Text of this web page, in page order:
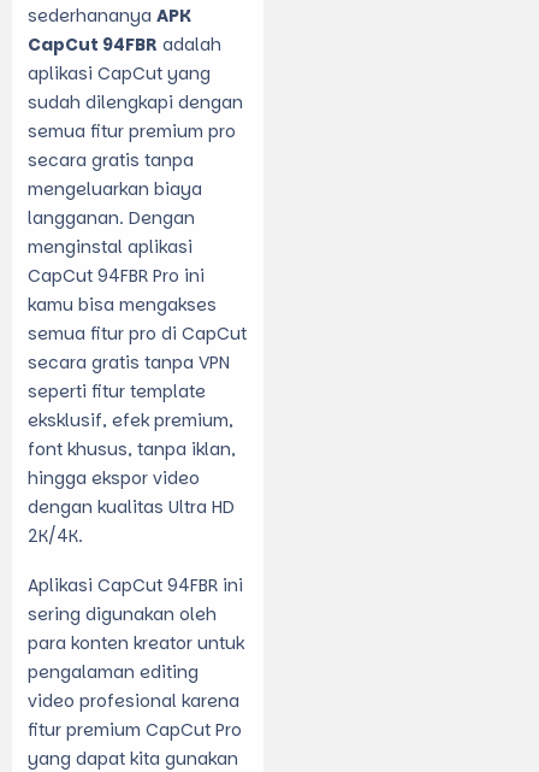
sederhananya APK
CapCut 94FBR adalah
aplikasi CapCut yang
sudah dilengkapi dengan
semua fitur premium pro
secara gratis tanpa
mengeluarkan biaya
langganan. Dengan
menginstal aplikasi
CapCut 94FBR Pro ini
kamu bisa mengakses
semua fitur pro di CapCut
secara gratis tanpa VPN
seperti fitur template
eksklusif, efek premium,
font khusus, tanpa iklan,
hingga ekspor video
dengan kualitas Ultra HD
2K/4K.
Aplikasi CapCut 94FBR ini
sering digunakan oleh
para konten kreator untuk
pengalaman editing
video profesional karena
fitur premium CapCut Pro
yang dapat kita gunakan